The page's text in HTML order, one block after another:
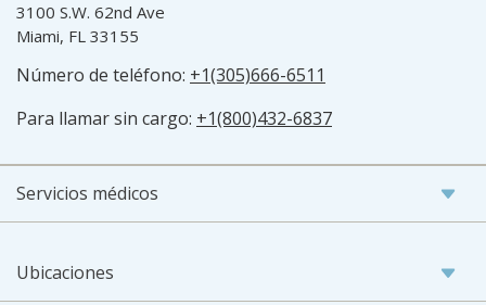
3100 S.W. 62nd Ave
Miami, FL 33155
Número de teléfono: +1(305)666-6511
Para llamar sin cargo: +1(800)432-6837
Servicios médicos
Ubicaciones